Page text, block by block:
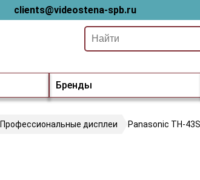
clients@videostena-spb.ru
Бренды
Профессиональные дисплеи Panasonic TH-